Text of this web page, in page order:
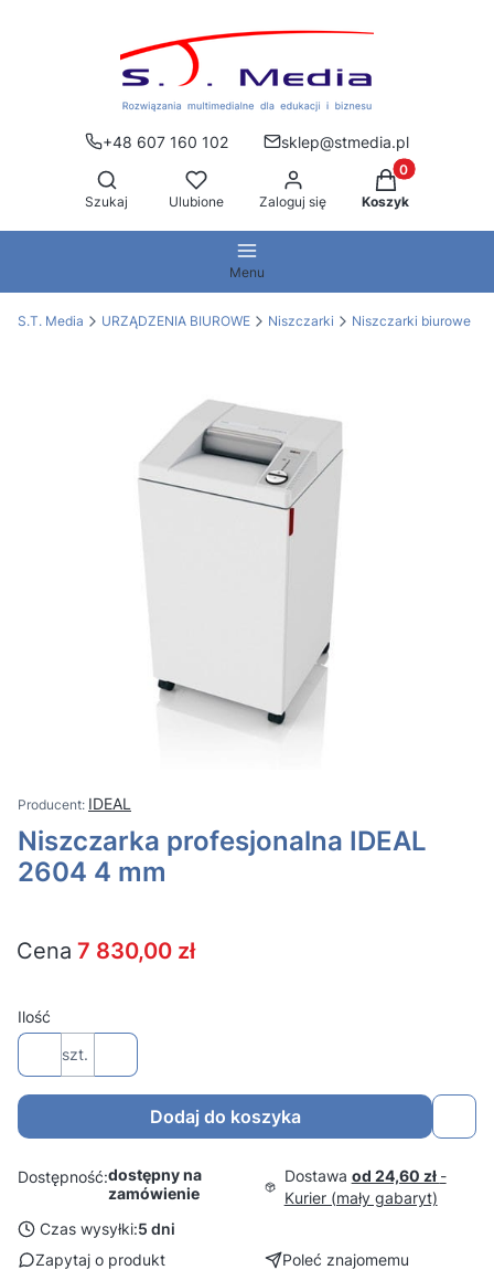
+48 607 160 102
sklep@stmedia.pl
Otwórz wyszukiwarkę
Szukaj Ulubione Zaloguj się
Produkty w
Koszyk
Menu
S.T. Media URZĄDZENIA BIUROWE Niszczarki Niszczarki biurowe
IDEAL
Niszczarka profesjonalna IDEAL
2604 4 mm
Cena 7 830,00 zł
Ilość
szt.
Dodaj do koszyka
Dostępność:dostępny na
zamówienie
Dostawa od 24,60 zł -
Kurier (mały gabaryt)
Czas wysyłki:5 dni
Zapytaj o produkt
Poleć znajomemu